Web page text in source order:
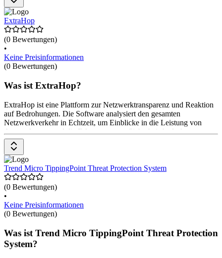
generieren. Sie bietet automatisierte Gegenmaßnahmen, um Angriffe
zu stoppen und die Auswirkungen zu minimieren. Nutzer*innen
profitieren von einer vereinfachten Sicherheitsverwaltung und einer
schnellen Reaktion auf Sicherheitsvorfälle. Die Preise gibt es auf
Anfrage beim Anbieter.
ExtraHop
(0 Bewertungen)
•
Keine Preisinformationen
(0 Bewertungen)
Was ist ExtraHop?
ExtraHop ist eine Plattform zur Netzwerktransparenz und Reaktion
auf Bedrohungen. Die Software analysiert den gesamten
Netzwerkverkehr in Echtzeit, um Einblicke in die Leistung von
Anwendungen und die Erkennung von Sicherheitsbedrohungen zu
ermöglichen. Sie bietet automatische Erkennung von Anomalien
und hilft bei der Untersuchung von Sicherheitsvorfällen. ExtraHop
unterstützt IT- und Sicherheitsteams dabei, die Betriebsabläufe zu
optimieren und Risiken zu minimieren. Die Preise gibt es auf
Anfrage beim Anbieter.
Trend Micro TippingPoint Threat Protection System
(0 Bewertungen)
•
Keine Preisinformationen
(0 Bewertungen)
Was ist Trend Micro TippingPoint Threat Protection
System?